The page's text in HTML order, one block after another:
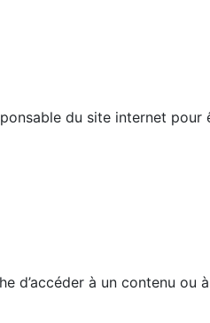
du site internet pour
d’accéder à un contenu ou